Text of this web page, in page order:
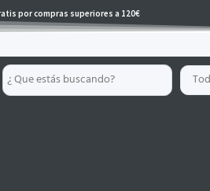
por compras superiores a 120€
Search
...